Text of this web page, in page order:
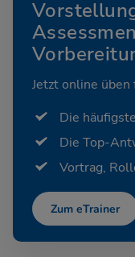
Jetzt online
Die
Die Top-
Vortrag,
Zum eTrainer